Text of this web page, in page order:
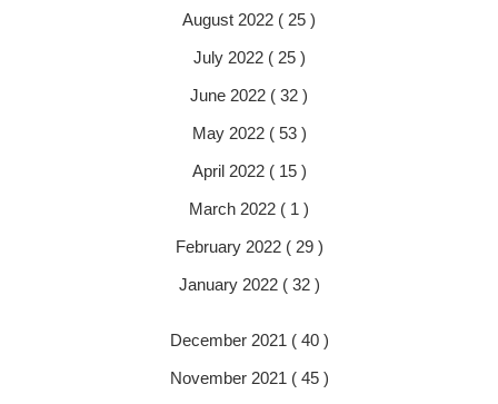
August 2022 ( 25 )
July 2022 ( 25 )
June 2022 ( 32 )
May 2022 ( 53 )
April 2022 ( 15 )
March 2022 ( 1 )
February 2022 ( 29 )
January 2022 ( 32 )
December 2021 ( 40 )
November 2021 ( 45 )